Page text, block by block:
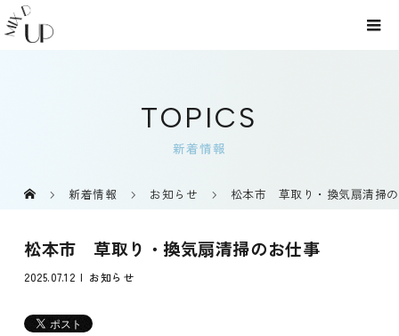
TOPICS
新着情報
新着情報 お知らせ 松本市 草取り・換気扇清掃
松本市 草取り・換気扇清掃のお仕事
2025.07.12 お知らせ